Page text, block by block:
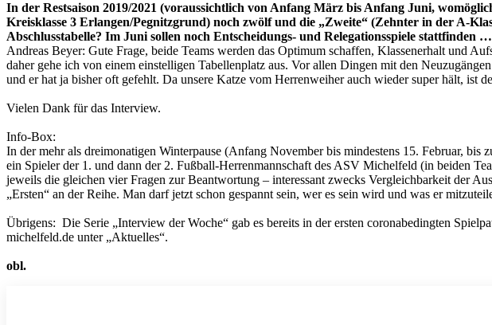
In der Restsaison 2019/2021 (voraussichtlich von Anfang März bis Anfang Juni,
Kreisklasse 3 Erlangen/Pegnitzgrund) noch zwölf und die „Zweite“ (Zehnter in der A-
Abschlusstabelle? Im Juni sollen noch Entscheidungs- und Relegationsspiele stattfinden …
Andreas Beyer: Gute Frage, beide Teams werden das Optimum schaffen, Klassenerhalt und
daher gehe ich von einem einstelligen Tabellenplatz aus. Vor allen Dingen mit den
und er hat ja bisher oft gefehlt. Da unsere Katze vom Herrenweiher auch wieder super hält, ist
Vielen Dank für das Interview.
Info-Box:
In der mehr als dreimonatigen Winterpause (Anfang November bis mindestens 15. Februar,
ein Spieler der 1. und dann der 2. Fußball-Herrenmannschaft des ASV Michelfeld (in beiden
jeweils die gleichen vier Fragen zur Beantwortung – interessant zwecks Vergleichbarkeit der
„Ersten“ an der Reihe. Man darf jetzt schon gespannt sein, wer es sein wird und was er
Übrigens: Die Serie „Interview der Woche“ gab es bereits in der ersten coronabedingten
michelfeld.de unter „Aktuelles“.
obl.